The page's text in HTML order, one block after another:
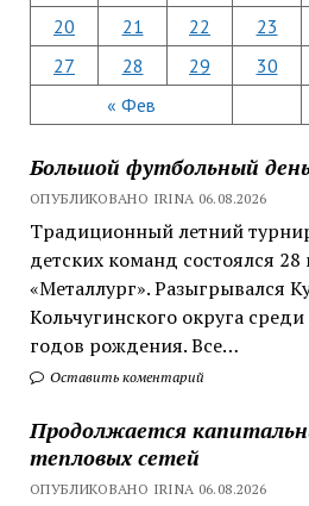
« Фев
20
21 22 23
27
28 29 30
Большой футбольный
ОПУБЛИКОВАНО IRINA 06.08.2026
Традиционный летний
детских команд состоялся
«Металлург». Разыгрывался
Кольчугинского округа
годов рождения. Все…
Оставить коментарий
Продолжается
тепловых сетей
ОПУБЛИКОВАНО IRINA 06.08.2026